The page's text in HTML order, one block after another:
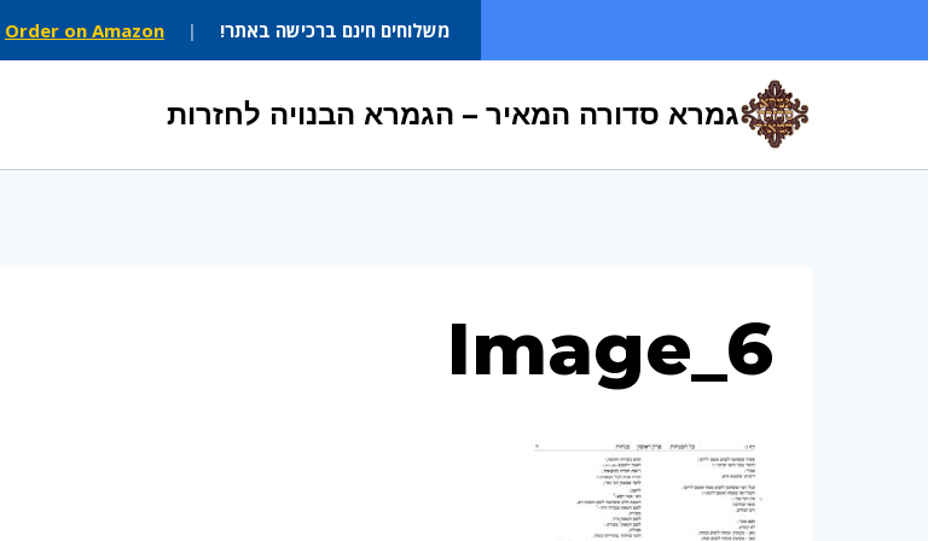
to
משלוחים חינם ברכישה באתר! |
Order on Amazon
גמרא סדורה המאיר – הגמרא הבנויה לחזרות
Image_6